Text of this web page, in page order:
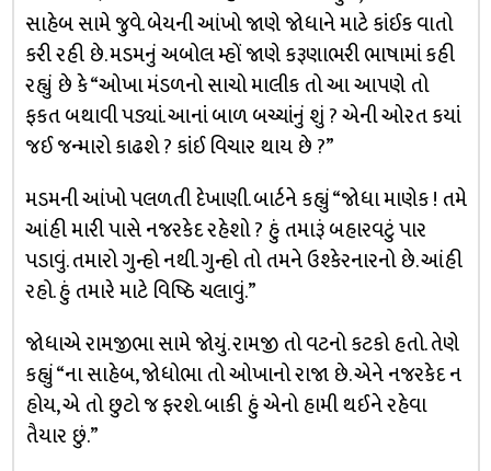
સાહેબ સામે જુવે. બેયની આંખો જાણે જોધાને માટે કાંઈક વાતો
કરી રહી છે. મડમનું અબોલ મ્હોં જાણે કરૂણાભરી ભાષામાં કહી
રહ્યું છે કે “ઓખા મંડળનો સાચો માલીક તો આ આપણે તો
ફકત બથાવી પડ્યાં. આનાં બાળ બચ્ચાંનું શું ? એની ઓરત કયાં
જઈ જન્મારો કાઢશે ? કાંઈ વિચાર થાય છે ?”
મડમની આંખો પલળતી દેખાણી. બાર્ટને કહ્યું “જોધા માણેક ! તમે
આંહી મારી પાસે નજરકેદ રહેશો ? હું તમારૂં બહારવટું પાર
પડાવું. તમારો ગુન્હો નથી. ગુન્હો તો તમને ઉશ્કેરનારનો છે. આંહી
રહો. હું તમારે માટે વિષ્ઠિ ચલાવું.”
જોધાએ રામજીભા સામે જોયું. રામજી તો વટનો કટકો હતો. તેણે
કહ્યું “ના સાહેબ, જોધોભા તો ઓખાનો રાજા છે. એને નજરકેદ ન
હોય, એ તો છુટો જ ફરશે. બાકી હું એનો હામી થઈને રહેવા
તૈયાર છું.”